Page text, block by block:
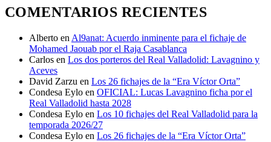
COMENTARIOS RECIENTES
Alberto en Al9anat: Acuerdo inminente para el fichaje de
Mohamed Jaouab por el Raja Casablanca
Carlos en Los dos porteros del Real Valladolid: Lavagnino y
Aceves
David Zarzu en Los 26 fichajes de la “Era Víctor Orta”
Condesa Eylo en OFICIAL: Lucas Lavagnino ficha por el
Real Valladolid hasta 2028
Condesa Eylo en Los 10 fichajes del Real Valladolid para la
temporada 2026/27
Condesa Eylo en Los 26 fichajes de la “Era Víctor Orta”